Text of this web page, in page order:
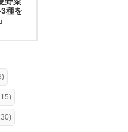
種を